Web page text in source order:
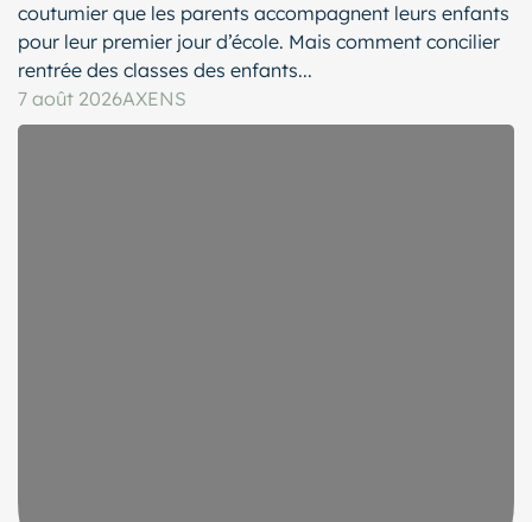
coutumier que les parents accompagnent leurs enfants
pour leur premier jour d’école. Mais comment concilier
rentrée des classes des enfants...
7 août 2026AXENS